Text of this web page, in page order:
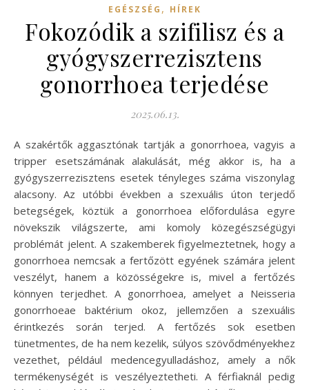
EGÉSZSÉG , HÍREK
Fokozódik a szifilisz és a
gyógyszerrezisztens
gonorrhoea terjedése
2025.06.13.
A szakértők aggasztónak tartják a gonorrhoea, vagyis a
tripper esetszámának alakulását, még akkor is, ha a
gyógyszerrezisztens esetek tényleges száma viszonylag
alacsony. Az utóbbi években a szexuális úton terjedő
betegségek, köztük a gonorrhoea előfordulása egyre
növekszik világszerte, ami komoly közegészségügyi
problémát jelent. A szakemberek figyelmeztetnek, hogy a
gonorrhoea nemcsak a fertőzött egyének számára jelent
veszélyt, hanem a közösségekre is, mivel a fertőzés
könnyen terjedhet. A gonorrhoea, amelyet a Neisseria
gonorrhoeae baktérium okoz, jellemzően a szexuális
érintkezés során terjed. A fertőzés sok esetben
tünetmentes, de ha nem kezelik, súlyos szövődményekhez
vezethet, például medencegyulladáshoz, amely a nők
termékenységét is veszélyeztetheti. A férfiaknál pedig